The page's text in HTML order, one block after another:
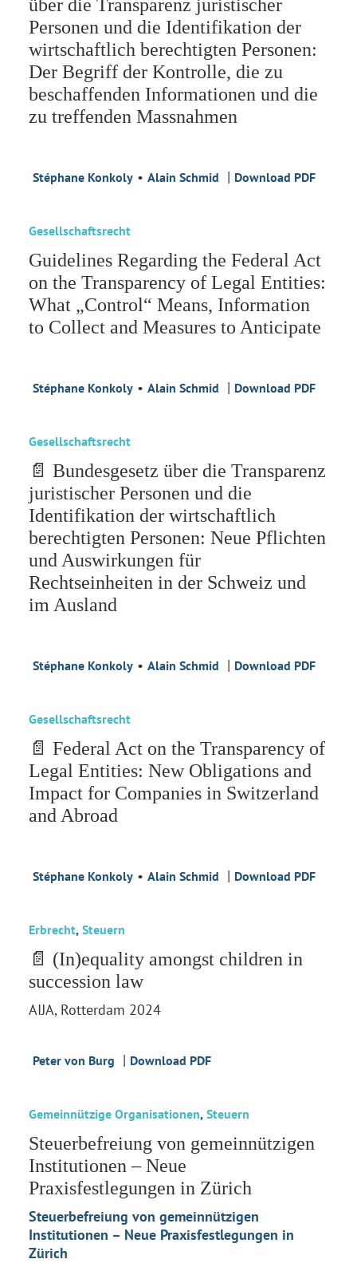
über die Transparenz juristischer
Personen und die Identifikation der
wirtschaftlich berechtigten Personen:
Der Begriff der Kontrolle, die zu
beschaffenden Informationen und die
zu treffenden Massnahmen
Stéphane Konkoly • Alain Schmid | Download PDF
Gesellschaftsrecht
Guidelines Regarding the Federal Act
on the Transparency of Legal Entities:
What „Control“ Means, Information
to Collect and Measures to Anticipate
Stéphane Konkoly • Alain Schmid | Download PDF
Gesellschaftsrecht
📄 Bundesgesetz über die Transparenz
juristischer Personen und die
Identifikation der wirtschaftlich
berechtigten Personen: Neue Pflichten
und Auswirkungen für
Rechtseinheiten in der Schweiz und
im Ausland
Stéphane Konkoly • Alain Schmid | Download PDF
Gesellschaftsrecht
📄 Federal Act on the Transparency of
Legal Entities: New Obligations and
Impact for Companies in Switzerland
and Abroad
Stéphane Konkoly • Alain Schmid | Download PDF
Erbrecht, Steuern
📄 (In)equality amongst children in
succession law
AIJA, Rotterdam 2024
Peter von Burg | Download PDF
Gemeinnützige Organisationen, Steuern
Steuerbefreiung von gemeinnützigen
Institutionen – Neue
Praxisfestlegungen in Zürich
Steuerbefreiung von gemeinnützigen
Institutionen – Neue Praxisfestlegungen in
Zürich